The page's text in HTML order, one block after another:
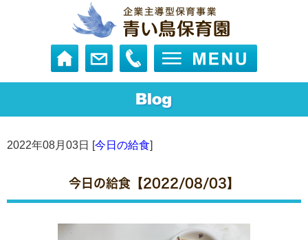
2022年08月03日 [今日の給食]
今日の給食【2022/08/03】